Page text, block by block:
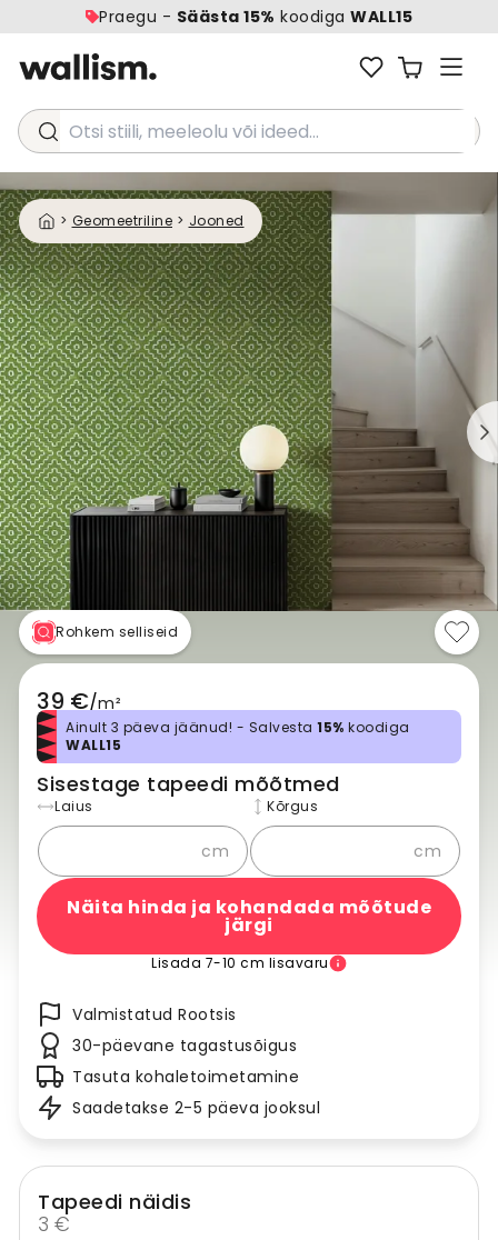
Praegu - Säästa 15% koodiga WALL15
Otsi stiili, meeleolu või ideed...
> Geomeetriline > Jooned
Rohkem selliseid
39 €/m²
Ainult 3 päeva jäänud! - Salvesta 15% koodiga
WALL15
Sisestage tapeedi mõõtmed
Laius
cm
Kõrgus
cm
Näita hinda ja kohandada mõõtude
järgi
Lisada 7-10 cm lisavaru
Valmistatud Rootsis
30-päevane tagastusõigus
Tasuta kohaletoimetamine
Saadetakse 2-5 päeva jooksul
Tapeedi näidis
3 €